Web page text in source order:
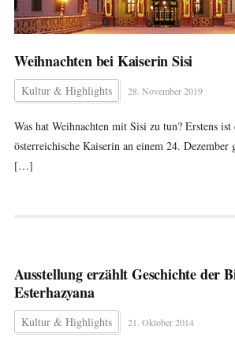
Weihnachten bei Kaiserin Sisi
Kultur & Highlights 28. November 2019
Was hat Weihnachten mit Sisi zu tun? Erstens ist
österreichische Kaiserin an einem 24. Dezember
[…]
Ausstellung erzählt Geschichte der
Esterhazyana
Kultur & Highlights 21. Oktober 2014